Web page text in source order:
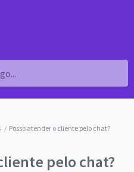
Posso atender o cliente pelo chat?
pelo chat?